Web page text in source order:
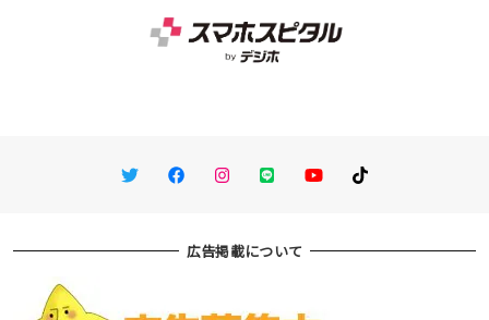
TwitterFacebookInstagram
LINE You TubeTikTok
広告掲載について